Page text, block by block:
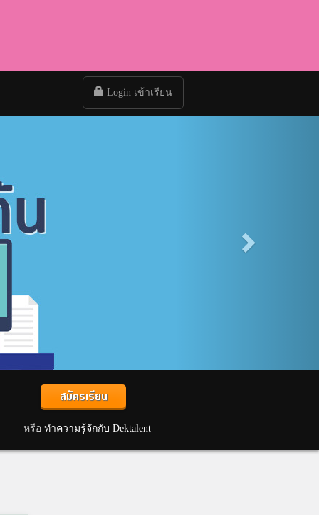
Login เข้าเรียน
สมัครเรียน
หรือ ทำความรู้จักกับ Dektalent